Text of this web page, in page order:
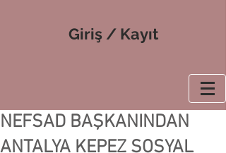
Giriş / Kayıt
NEFSAD BAŞKANINDAN
ANTALYA KEPEZ SOSYAL